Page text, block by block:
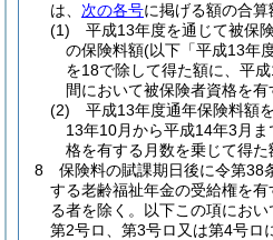
は、 次の各号に掲げる額の合算
(1)
平成13年度を通じて被保
の保険料額(以下「平成13年
を18で除して得た額に、平
間において被保険者資格を
(2)
平成13年度通年保険料額
13年10月から平成14年3月
格を有する月数を乗じて得た
8
保険料の賦課期日後に令第38
する老齢福祉年金の受給権を
る者を除く。以下この項におい
第2号ロ、第3号ロ又は第4号ロ